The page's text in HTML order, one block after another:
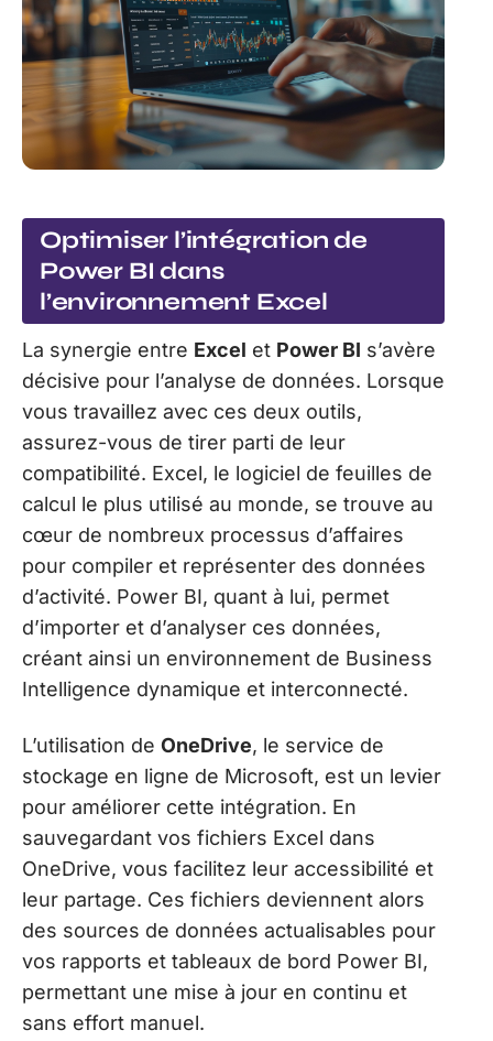
Optimiser l’intégration de
Power BI dans
l’environnement Excel
La synergie entre Excel et Power BI s’avère
décisive pour l’analyse de données. Lorsque
vous travaillez avec ces deux outils,
assurez-vous de tirer parti de leur
compatibilité. Excel, le logiciel de feuilles de
calcul le plus utilisé au monde, se trouve au
cœur de nombreux processus d’affaires
pour compiler et représenter des données
d’activité. Power BI, quant à lui, permet
d’importer et d’analyser ces données,
créant ainsi un environnement de Business
Intelligence dynamique et interconnecté.
L’utilisation de OneDrive, le service de
stockage en ligne de Microsoft, est un levier
pour améliorer cette intégration. En
sauvegardant vos fichiers Excel dans
OneDrive, vous facilitez leur accessibilité et
leur partage. Ces fichiers deviennent alors
des sources de données actualisables pour
vos rapports et tableaux de bord Power BI,
permettant une mise à jour en continu et
sans effort manuel.